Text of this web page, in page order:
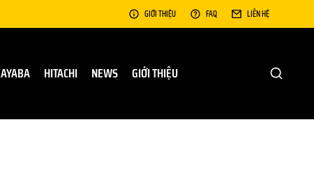
GIỚI THIỆU FAQ LIÊN HỆ
HITACHI NEWS GIỚI THIỆU